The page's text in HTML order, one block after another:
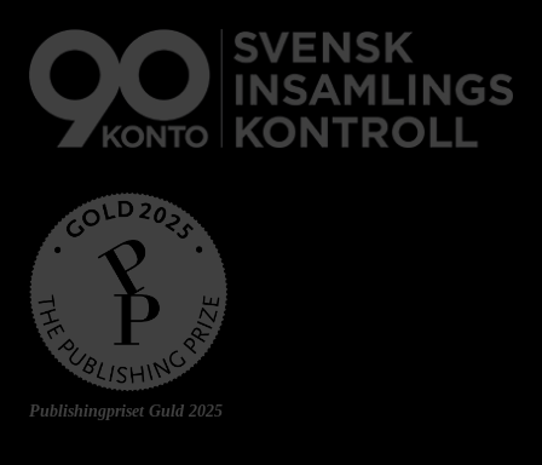
Publishingpriset Guld 2025